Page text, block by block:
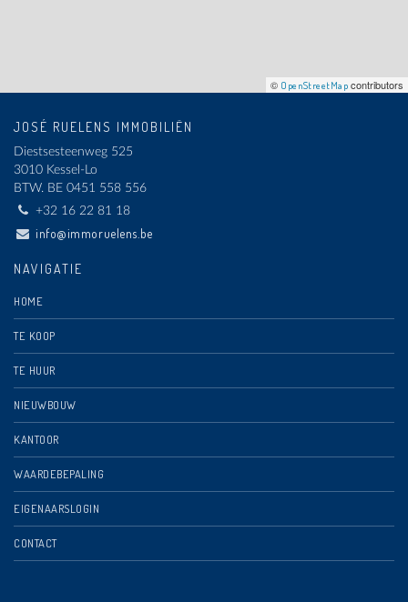
© OpenStreetMap contributors
JOSÉ RUELENS IMMOBILIËN
Diestsesteenweg 525
3010 Kessel-Lo
BTW. BE 0451 558 556
+32 16 22 81 18
info@immoruelens.be
NAVIGATIE
HOME
TE KOOP
TE HUUR
NIEUWBOUW
KANTOOR
WAARDEBEPALING
EIGENAARSLOGIN
CONTACT